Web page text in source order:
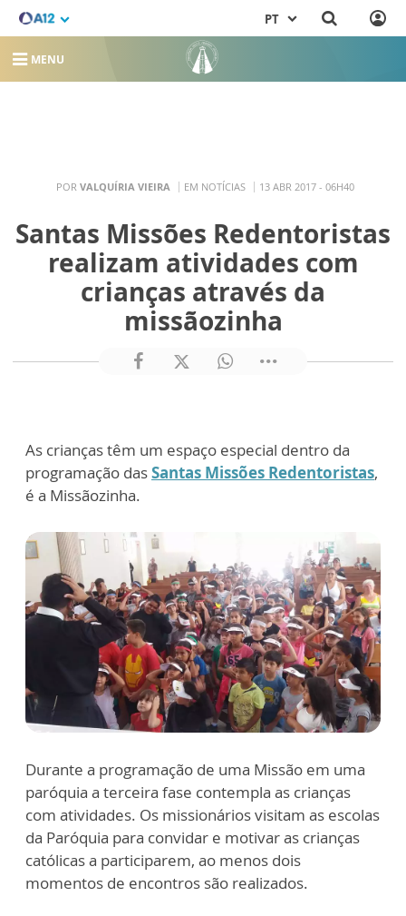
PT
MENU
POR VALQUÍRIA VIEIRA EM NOTÍCIAS 13 ABR 2017 - 06H40
Santas Missões Redentoristas
realizam atividades com
crianças através da
missãozinha
As crianças têm um espaço especial dentro da
programação dasSantas Missões Redentoristas,
é a Missãozinha.
Durante a programação de uma Missão em uma
paróquia a terceira fase contempla as crianças
com atividades. Os missionários visitam as escolas
da Paróquia para convidar e motivar as crianças
católicas a participarem, ao menos dois
momentos de encontros são realizados.